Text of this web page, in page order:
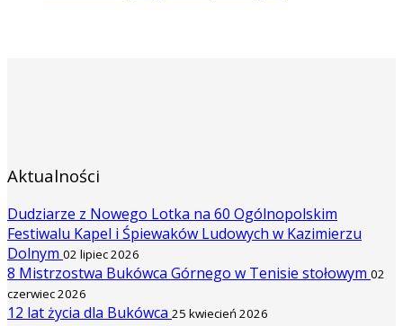
Aktualności
Dudziarze z Nowego Lotka na 60 Ogólnopolskim
Festiwalu Kapel i Śpiewaków Ludowych w Kazimierzu
Dolnym 02 lipiec 2026
8 Mistrzostwa Bukówca Górnego w Tenisie stołowym 02
czerwiec 2026
12 lat życia dla Bukówca 25 kwiecień 2026